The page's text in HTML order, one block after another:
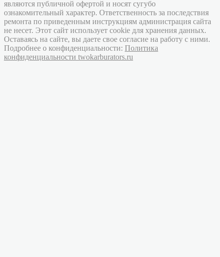
являются публичной офертой и носят сугубо
ознакомительный характер. Ответственность за последствия
ремонта по приведенным инструкциям администрация сайта
не несет. Этот сайт использует cookie для хранения данных.
Оставаясь на сайте, вы даете свое согласие на работу с ними.
Подробнее о конфиденциальности: Политика
конфиденциальности twokarburators.ru